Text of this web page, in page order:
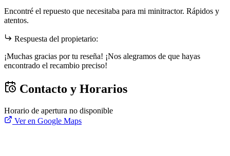
Encontré el repuesto que necesitaba para mi minitractor. Rápidos y
atentos.
Respuesta del propietario:
¡Muchas gracias por tu reseña! ¡Nos alegramos de que hayas
encontrado el recambio preciso!
Contacto y Horarios
Horario de apertura no disponible
Ver en Google Maps